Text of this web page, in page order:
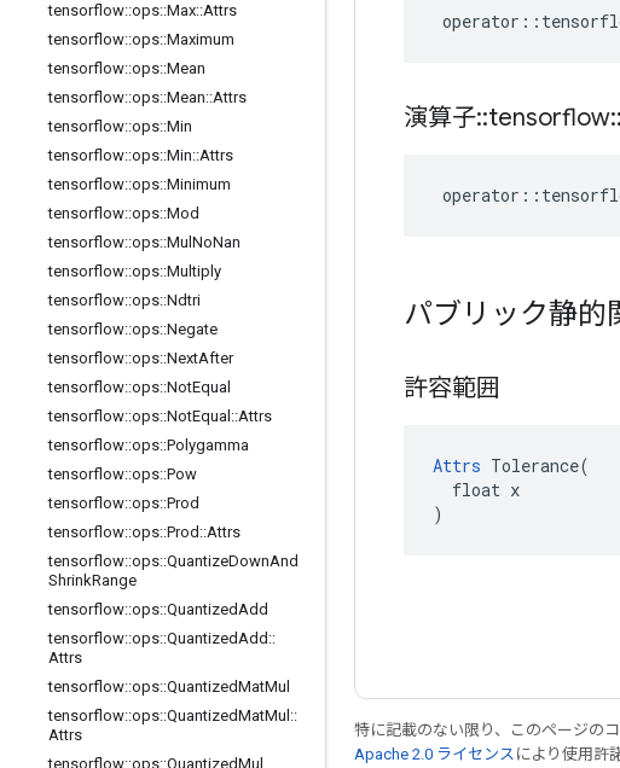
tensorflow::ops::Max::Attrs
tensorflow::ops::Maximum
tensorflow::ops::Mean
tensorflow::ops::Mean::Attrs
tensorflow::ops::Min
tensorflow::ops::Min::Attrs
tensorflow::ops::Minimum
tensorflow::ops::Mod
tensorflow::ops::Mul NoNan
tensorflow::ops::Multiply
tensorflow::ops::Ndtri
tensorflow::ops::Negate
tensorflow::ops::NextAfter
tensorflow::ops::NotEqual
tensorflow::ops::NotEqual ::Attrs
tensorflow::ops::Polygamma
tensorflow::ops::Pow
tensorflow::ops::Prod
tensorflow::ops::Prod ::Attrs
tensorflow::ops::QuantizeDownAnd
ShrinkRange
tensorflow::ops::QuantizedAdd
tensorflow::ops::QuantizedAdd ::
Attrs
tensorflow::ops::QuantizedMatMul
tensorflow::ops::QuantizedMatMul ::
Attrs
tensorflow::ops::QuantizedMul
operator ::
演算子::tensorflow::
operator ::
パブリック静的
許容範囲
Attrs Tolerance(
  float x
)
特に記載のない限り、このページの
Apache 2.0 ライセンス により使用許